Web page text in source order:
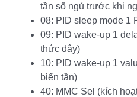
tần số ngủ trước khi
08: PID sleep mode 1
09: PID wake-up 1
thức dậy)
10: PID wake-up 1
biến tần)
40: MMC Sel (kích